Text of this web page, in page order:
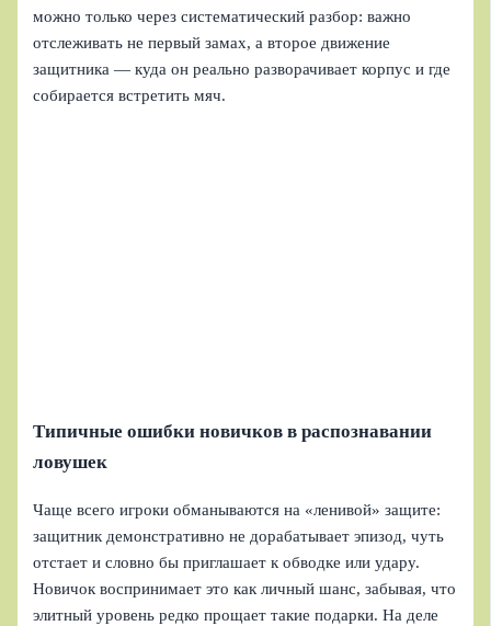
можно только через систематический разбор: важно
отслеживать не первый замах, а второе движение
защитника — куда он реально разворачивает корпус и где
собирается встретить мяч.
Типичные ошибки новичков в распознавании
ловушек
Чаще всего игроки обманываются на «ленивой» защите:
защитник демонстративно не дорабатывает эпизод, чуть
отстает и словно бы приглашает к обводке или удару.
Новичок воспринимает это как личный шанс, забывая, что
элитный уровень редко прощает такие подарки. На деле